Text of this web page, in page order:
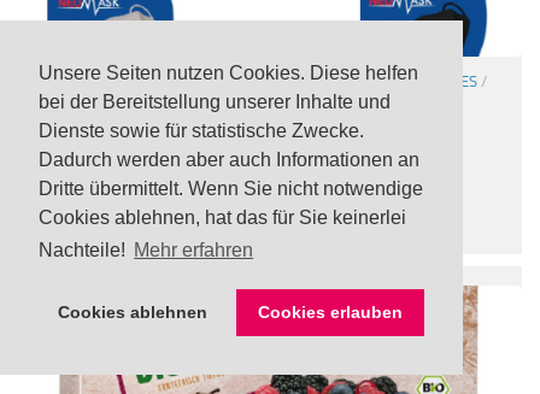
Unsere Seiten nutzen Cookies. Diese helfen
bei der Bereitstellung unserer Inhalte und
Dienste sowie für statistische Zwecke.
Dadurch werden aber auch Informationen an
Dritte übermittelt. Wenn Sie nicht notwendige
Cookies ablehnen, hat das für Sie keinerlei
Nachteile! Mehr erfahren
Cookies ablehnen Cookies erlauben
ATEMSCHUTZMASKEN /SONSTIGE WARNUNGEN/ VERSCHIEDENES /
WERKZEUG / BAUBEDARF
Rückruf: Unzureichende Filterleistung bei FFP2
Atemschutzmasken „NeoMask“ von Lidl
3 AUG., 2023